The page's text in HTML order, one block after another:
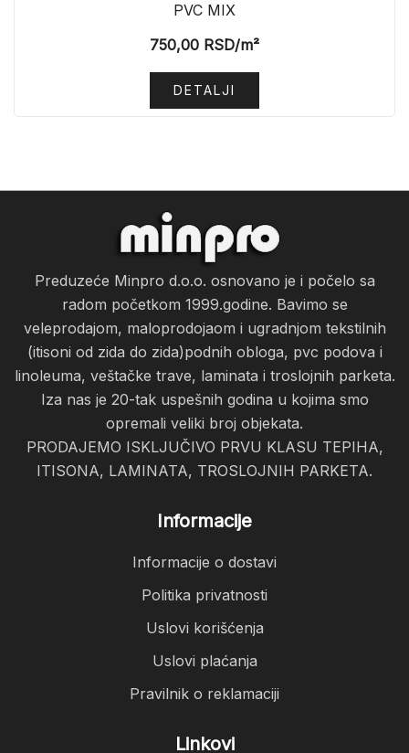
PVC MIX
750,00 RSD/m²
DETALJI
Preduzeće Minpro d.o.o. osnovano je i počelo sa
radom početkom 1999.godine. Bavimo se
veleprodajom, maloprodojaom i ugradnjom tekstilnih
(itisoni od zida do zida)podnih obloga, pvc podova i
linoleuma, veštačke trave, laminata i troslojnih parketa.
Iza nas je 20-tak uspešnih godina u kojima smo
opremali veliki broj objekata.
PRODAJEMO ISKLJUČIVO PRVU KLASU TEPIHA,
ITISONA, LAMINATA, TROSLOJNIH PARKETA.
Informacije
Informacije o dostavi
Politika privatnosti
Uslovi korišćenja
Uslovi plaćanja
Pravilnik o reklamaciji
Linkovi